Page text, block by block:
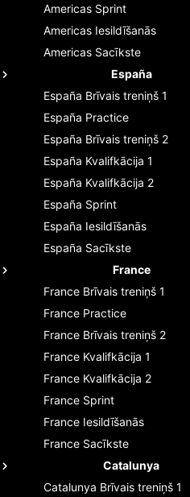
Americas Sprint
Americas Iesildīšanās
Americas Sacīkste
España
España Brīvais treniņš 1
España Practice
España Brīvais treniņš 2
España Kvalifkācija 1
España Kvalifkācija 2
España Sprint
España Iesildīšanās
España Sacīkste
France
France Brīvais treniņš 1
France Practice
France Brīvais treniņš 2
France Kvalifkācija 1
France Kvalifkācija 2
France Sprint
France Iesildīšanās
France Sacīkste
Catalunya
Catalunya Brīvais treniņš 1